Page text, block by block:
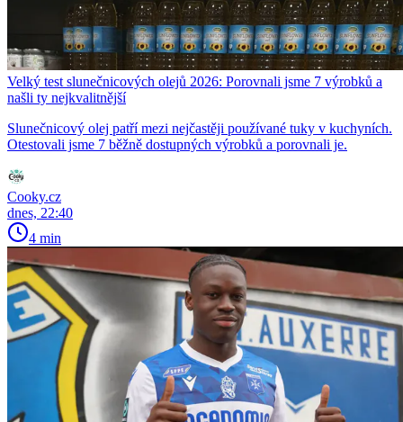
Velký test slunečnicových olejů 2026: Porovnali jsme 7 výrobků a
našli ty nejkvalitnější
Slunečnicový olej patří mezi nejčastěji používané tuky v kuchyních.
Otestovali jsme 7 běžně dostupných výrobků a porovnali je.
Cooky.cz
dnes, 22:40
4 min